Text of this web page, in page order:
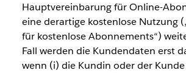
Hauptvereinbarung für Online-
eine derartige kostenlose Nutzung
für kostenlose Abonnements“)
Fall werden die Kundendaten erst
wenn (i) die Kundin oder der